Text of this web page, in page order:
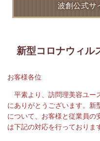
波創公式サ
新型コロナウィル
お客様各位
平素より、訪問理美容ユー
にありがとうございます。新
について、お客様と従業員の
は下記の対応を行っておりま